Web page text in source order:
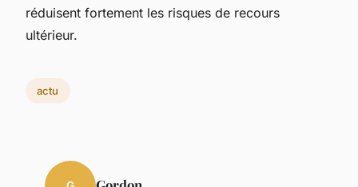
réduisent fortement les risques de recours
ultérieur.
actu